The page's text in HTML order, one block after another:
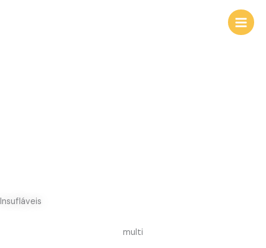
Insufláveis
multi